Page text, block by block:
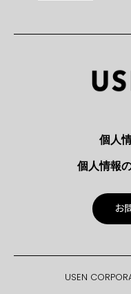
個人
個人情報
お
USEN